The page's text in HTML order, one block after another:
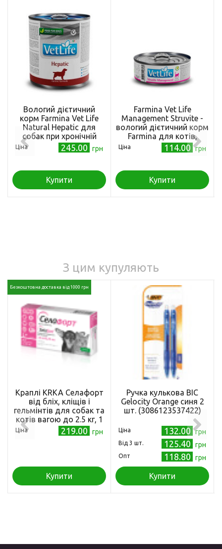
Вологий дієтичний
корм Farmina Vet Life
Natural Hepatic для
собак при хронічній
печінковій
недостатності, з
куркою, 300 г
Ціна 245.00 грн
Купити
Farmina Vet Life
Management Struvite -
вологий дієтичний корм
Farmina для котів,
призначений для
лікування та
рецидивів струвітних
уролітів, 85 г
Ціна 114.00 грн
Купити
З цим купуляють
Безкоштовна доставка від 1000 грн
Краплі KRKA Селафорт
від бліх, кліщів і
гельмінтів для собак та
котів вагою до 2.5 кг, 1
піпетка
Ціна 219.00 грн
Купити
Ручка кулькова BIC
Gelocity Orange синя 2
шт. (3086123537422)
Ціна 132.00 грн
Від 3 шт. 125.40 грн
Опт 118.80 грн
Купити